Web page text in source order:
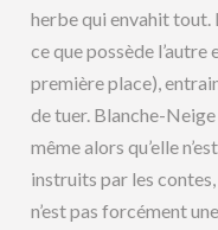
herbe qui envahit tout.
ce que possède l’autre
première place),
de tuer. Blanche-
même alors qu’elle
instruits par les
n’est pas forcément